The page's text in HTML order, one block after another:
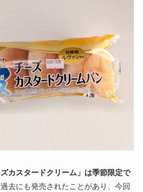
ズカスタードクリーム」は季節限定で
去にも発売されたことがあり、今回